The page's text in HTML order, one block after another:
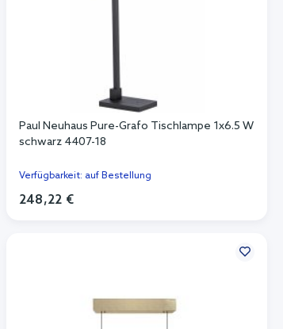
Paul Neuhaus Pure-Grafo Tischlampe 1x6.5 W
schwarz 4407-18
Verfügbarkeit: auf Bestellung
248,22 €